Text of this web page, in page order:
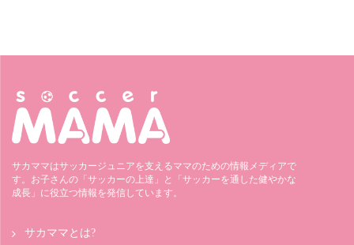
サカママはサッカージュニアを支えるママのための情報メディアで
す。お子さんの「サッカーの上達」と「サッカーを通した健やかな
成長」に役立つ情報を発信しています。
サカママとは?